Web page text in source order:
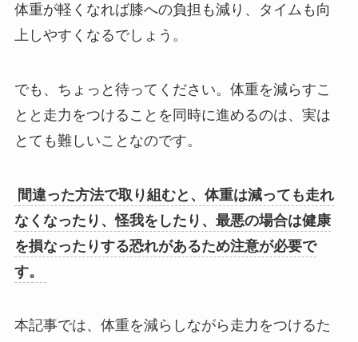
体重が軽くなれば膝への負担も減り、タイムも向
上しやすくなるでしょう。
でも、ちょっと待ってください。体重を減らすこ
とと走力をつけることを同時に進めるのは、実は
とても難しいことなのです。
間違った方法で取り組むと、体重は減っても走れ
なくなったり、怪我をしたり、最悪の場合は健康
を損なったりする恐れがあるため注意が必要で
す。
本記事では、体重を減らしながら走力をつけるた